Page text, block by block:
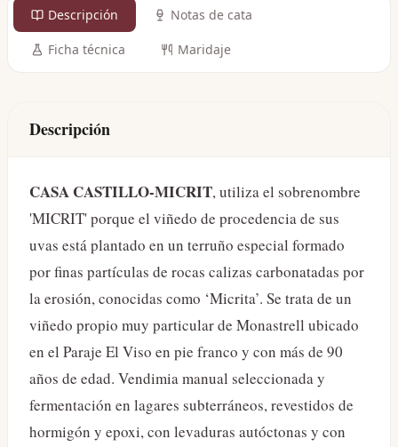
Descripción Notas de cata
Ficha técnica Maridaje
Descripción
CASA CASTILLO-MICRIT, utiliza el sobrenombre
'MICRIT' porque el viñedo de procedencia de sus
uvas está plantado en un terruño especial formado
por finas partículas de rocas calizas carbonatadas por
la erosión, conocidas como ‘Micrita’. Se trata de un
viñedo propio muy particular de Monastrell ubicado
en el Paraje El Viso en pie franco y con más de 90
años de edad. Vendimia manual seleccionada y
fermentación en lagares subterráneos, revestidos de
hormigón y epoxi, con levaduras autóctonas y con